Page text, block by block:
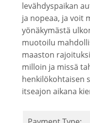
levähdyspaikan
ja nopeaa, ja voit
yönäkymästä
muotoilu
maaston
milloin ja missä
henkilökohtaisen
itseajon aikana